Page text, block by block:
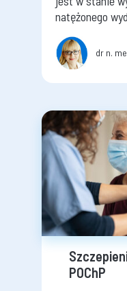
natężonego
dr n.
POChP